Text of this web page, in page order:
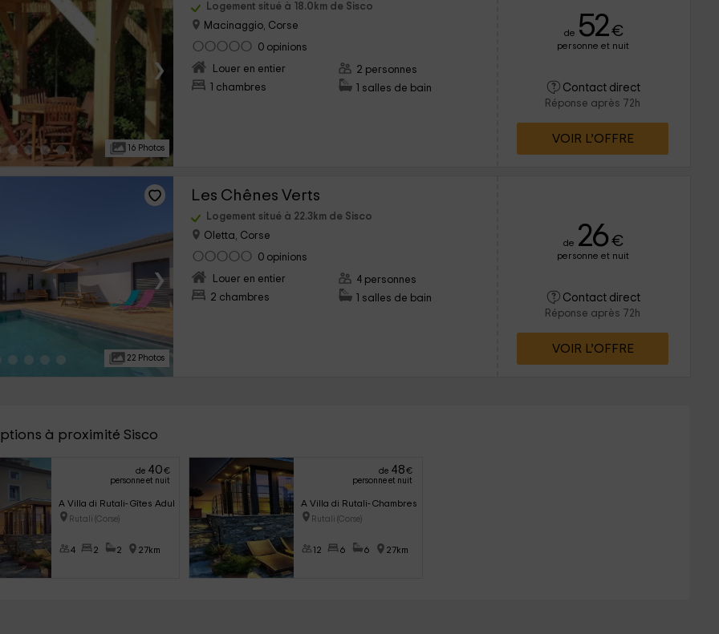
›
16 Photos
Logement situé à 18.0km de Sisco
Macinaggio, Corse
0 opinions
Louer en entier
1 chambres
2 personnes
1 salles de bain
de 52€
personne et nuit
Contact direct
Réponse après 72h
VOIR L’OFFRE
›
22 Photos
Les Chênes Verts
Logement situé à 22.3km de Sisco
Oletta, Corse
0 opinions
Louer en entier
2 chambres
4 personnes
1 salles de bain
de 26 €
personne et nuit
Contact direct
Réponse après 72h
VOIR L’OFFRE
à proximité Sisco
de 40€
personne et nuit
A Villa di Rutali- Gîtes Adult Only
Rutali (Corse)
4 2 2 27km
de 48 €
personne et nuit
A Villa di Rutali- Chambres Adult Only
Rutali (Corse)
12 6 6 27km